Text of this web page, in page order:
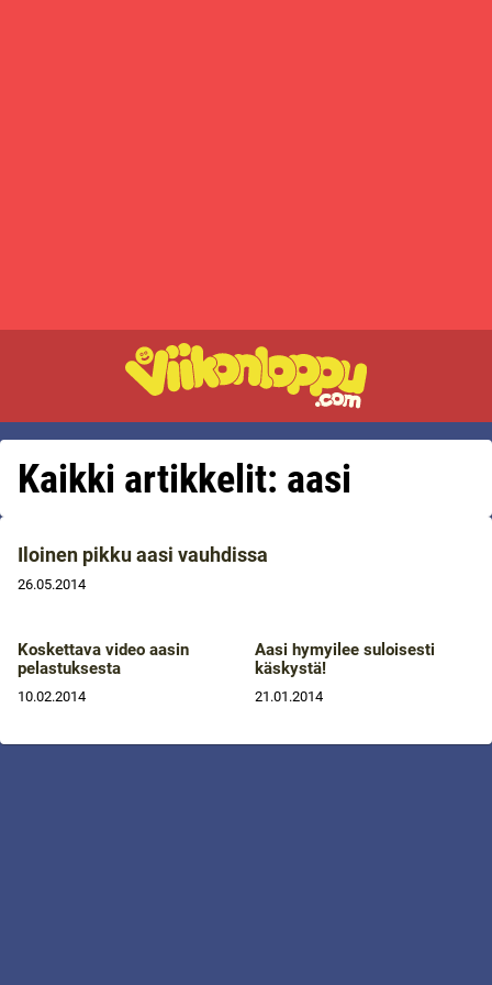
Kaikki artikkelit: aasi
Iloinen pikku aasi vauhdissa
26.05.2014
Koskettava video aasin
pelastuksesta
10.02.2014
Aasi hymyilee suloisesti
käskystä!
21.01.2014